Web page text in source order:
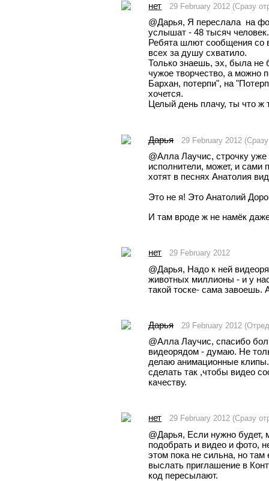
нет 29 February 2012 (Сразу
@Дарья, Я переслала  на
услышат - 48 тысяч
Ребята шлют сообщения со
всех за душу схватило.
Только знаешь, эх, была не
чужое творчество, а можно
Бархан, потерпи", на
хочется.
Целый день плачу, ты что
Дарья 29 February 2012
@Aлла Лаучис, строчку
исполнители, может, и
хотят в песнях Анатолия
Это не я! Это Анатолий
И там вроде ж не намёк
нет 29 February 2012
@Дарья, Надо к ней
животных миллионы - и у
такой тоске- сама завоешь.
Дарья 29 February 2012
@Aлла Лаучис, спасибо
видеорядом - думаю. Не
делаю анимационные клипы.
сделать так ,чтобы видео
качеству.
нет 29 February 2012 (Сразу
@Дарья, Если нужно будет,
подобрать и видео и фото,
этом пока не сильна, но
выслать приглашение в
код пересылают.